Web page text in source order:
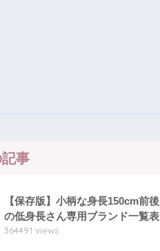
記事
【保存版】小柄な身長150cm前後
の低身長さん専用ブランド一覧表
364491 views